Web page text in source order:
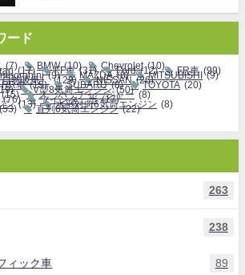
ード
(7) BMW (10) Chevrolet (10)
(17) FF車 (31) Ford (12) FR車 (99)
(9) MAZDA (8) MITSUBISHI (9)
然吸気） (129) NISSAN (26)
RR車 (15) SUBARU (8) TOYOTA (20)
V型8気筒エンジン (50)
(15) スーパーチャージャー (8)
(76) ツインターボ (17)
ン (13) 水平対向6気筒エンジン (8)
(53) 直列6気筒エンジン (22)
263
238
ィック車 89